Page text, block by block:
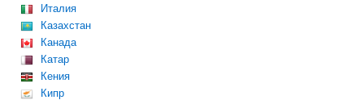
Италия
Казахстан
Канада
Катар
Кения
Кипр